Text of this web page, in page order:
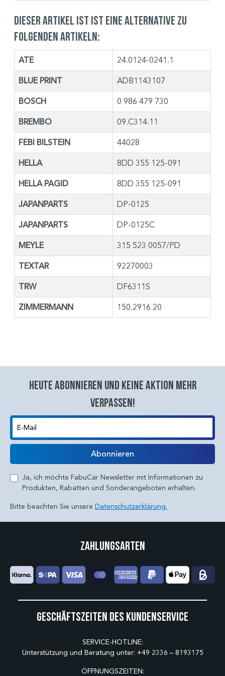
Dieser Artikel ist ist eine Alternative zu
folgenden Artikeln:
ATE 24.0124-0241.1
BLUE PRINT ADB1143107
BOSCH 0 986 479 730
BREMBO 09.C314.11
FEBI BILSTEIN 44028
HELLA 8DD 355 125-091
HELLA PAGID 8DD 355 125-091
JAPANPARTS DP-0125
JAPANPARTS DP-0125C
MEYLE 315 523 0057/PD
TEXTAR 92270003
TRW DF6311S
ZIMMERMANN 150.2916.20
Heute abonnieren und keine aktion mehr
verpassen!
E-Mail
Abonnieren
Ja, ich möchte FabuCar Newsletter mit Informationen zu
Produkten, Rabatten und Sonderangeboten erhalten.
Bitte beachten Sie unsere Datenschutzerklärung.
Geschäftszeiten des Kundenservice
SERVICE-HOTLINE:
Unterstützung und Beratung unter: +49 2336 – 8193175
ÖFFNUNGSZEITEN:
Zahlungsarten